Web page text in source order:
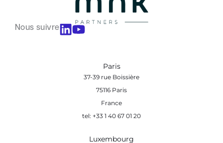
Nous suivre
Paris
37-39 rue Boissière
75116 Paris
France
tel: +33 1 40 67 01 20
Luxembourg